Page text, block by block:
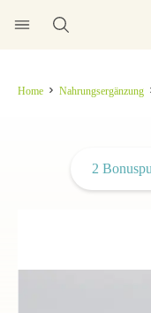
Home Nahrungsergänzung
2